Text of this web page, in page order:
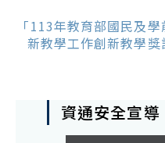
「113年教育部國民及
新教學工作創新教學
資通安全宣導